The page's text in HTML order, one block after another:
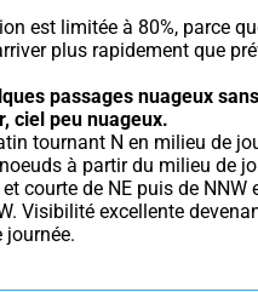
est limitée à 80%, parce
plus rapidement que
passages nuageux sans
ciel peu nuageux.
à partir du milieu de
courte de NE puis de NNW
Visibilité excellente
journée.